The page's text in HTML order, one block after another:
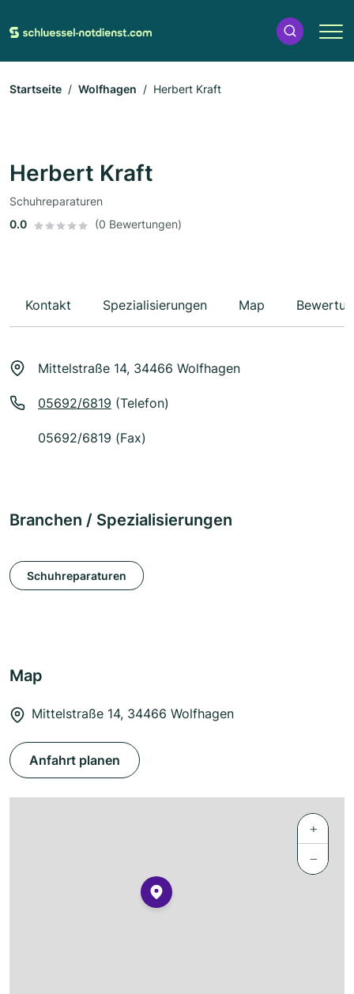
Startseite Wolfhagen Herbert Kraft
Herbert Kraft
Schuhreparaturen
0.0
(0 Bewertungen)
Kontakt Spezialisierungen Map
Mittelstraße 14, 34466 Wolfhagen
05692/6819 (Telefon)
05692/6819 (Fax)
Branchen / Spezialisierungen
Schuhreparaturen
Map
Mittelstraße 14, 34466 Wolfhagen
Anfahrt planen
+
−